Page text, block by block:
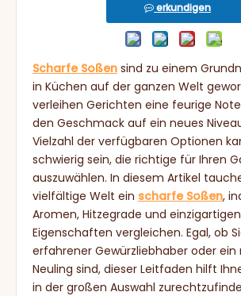
erkundigen
Scharfe Soßen sind zu einem
in Küchen auf der ganzen Welt
verleihen Gerichten eine feurige
den Geschmack auf ein neues
Vielzahl der verfügbaren Optionen
schwierig sein, die richtige für Ihren
auszuwählen. In diesem Artikel
vielfältige Welt ein scharfe Soßen,
Aromen, Hitzegrade und einzigartigen
Eigenschaften vergleichen. Egal, ob
erfahrener Gewürzliebhaber oder ein
Neuling sind, dieser Leitfaden hilft
in der großen Auswahl